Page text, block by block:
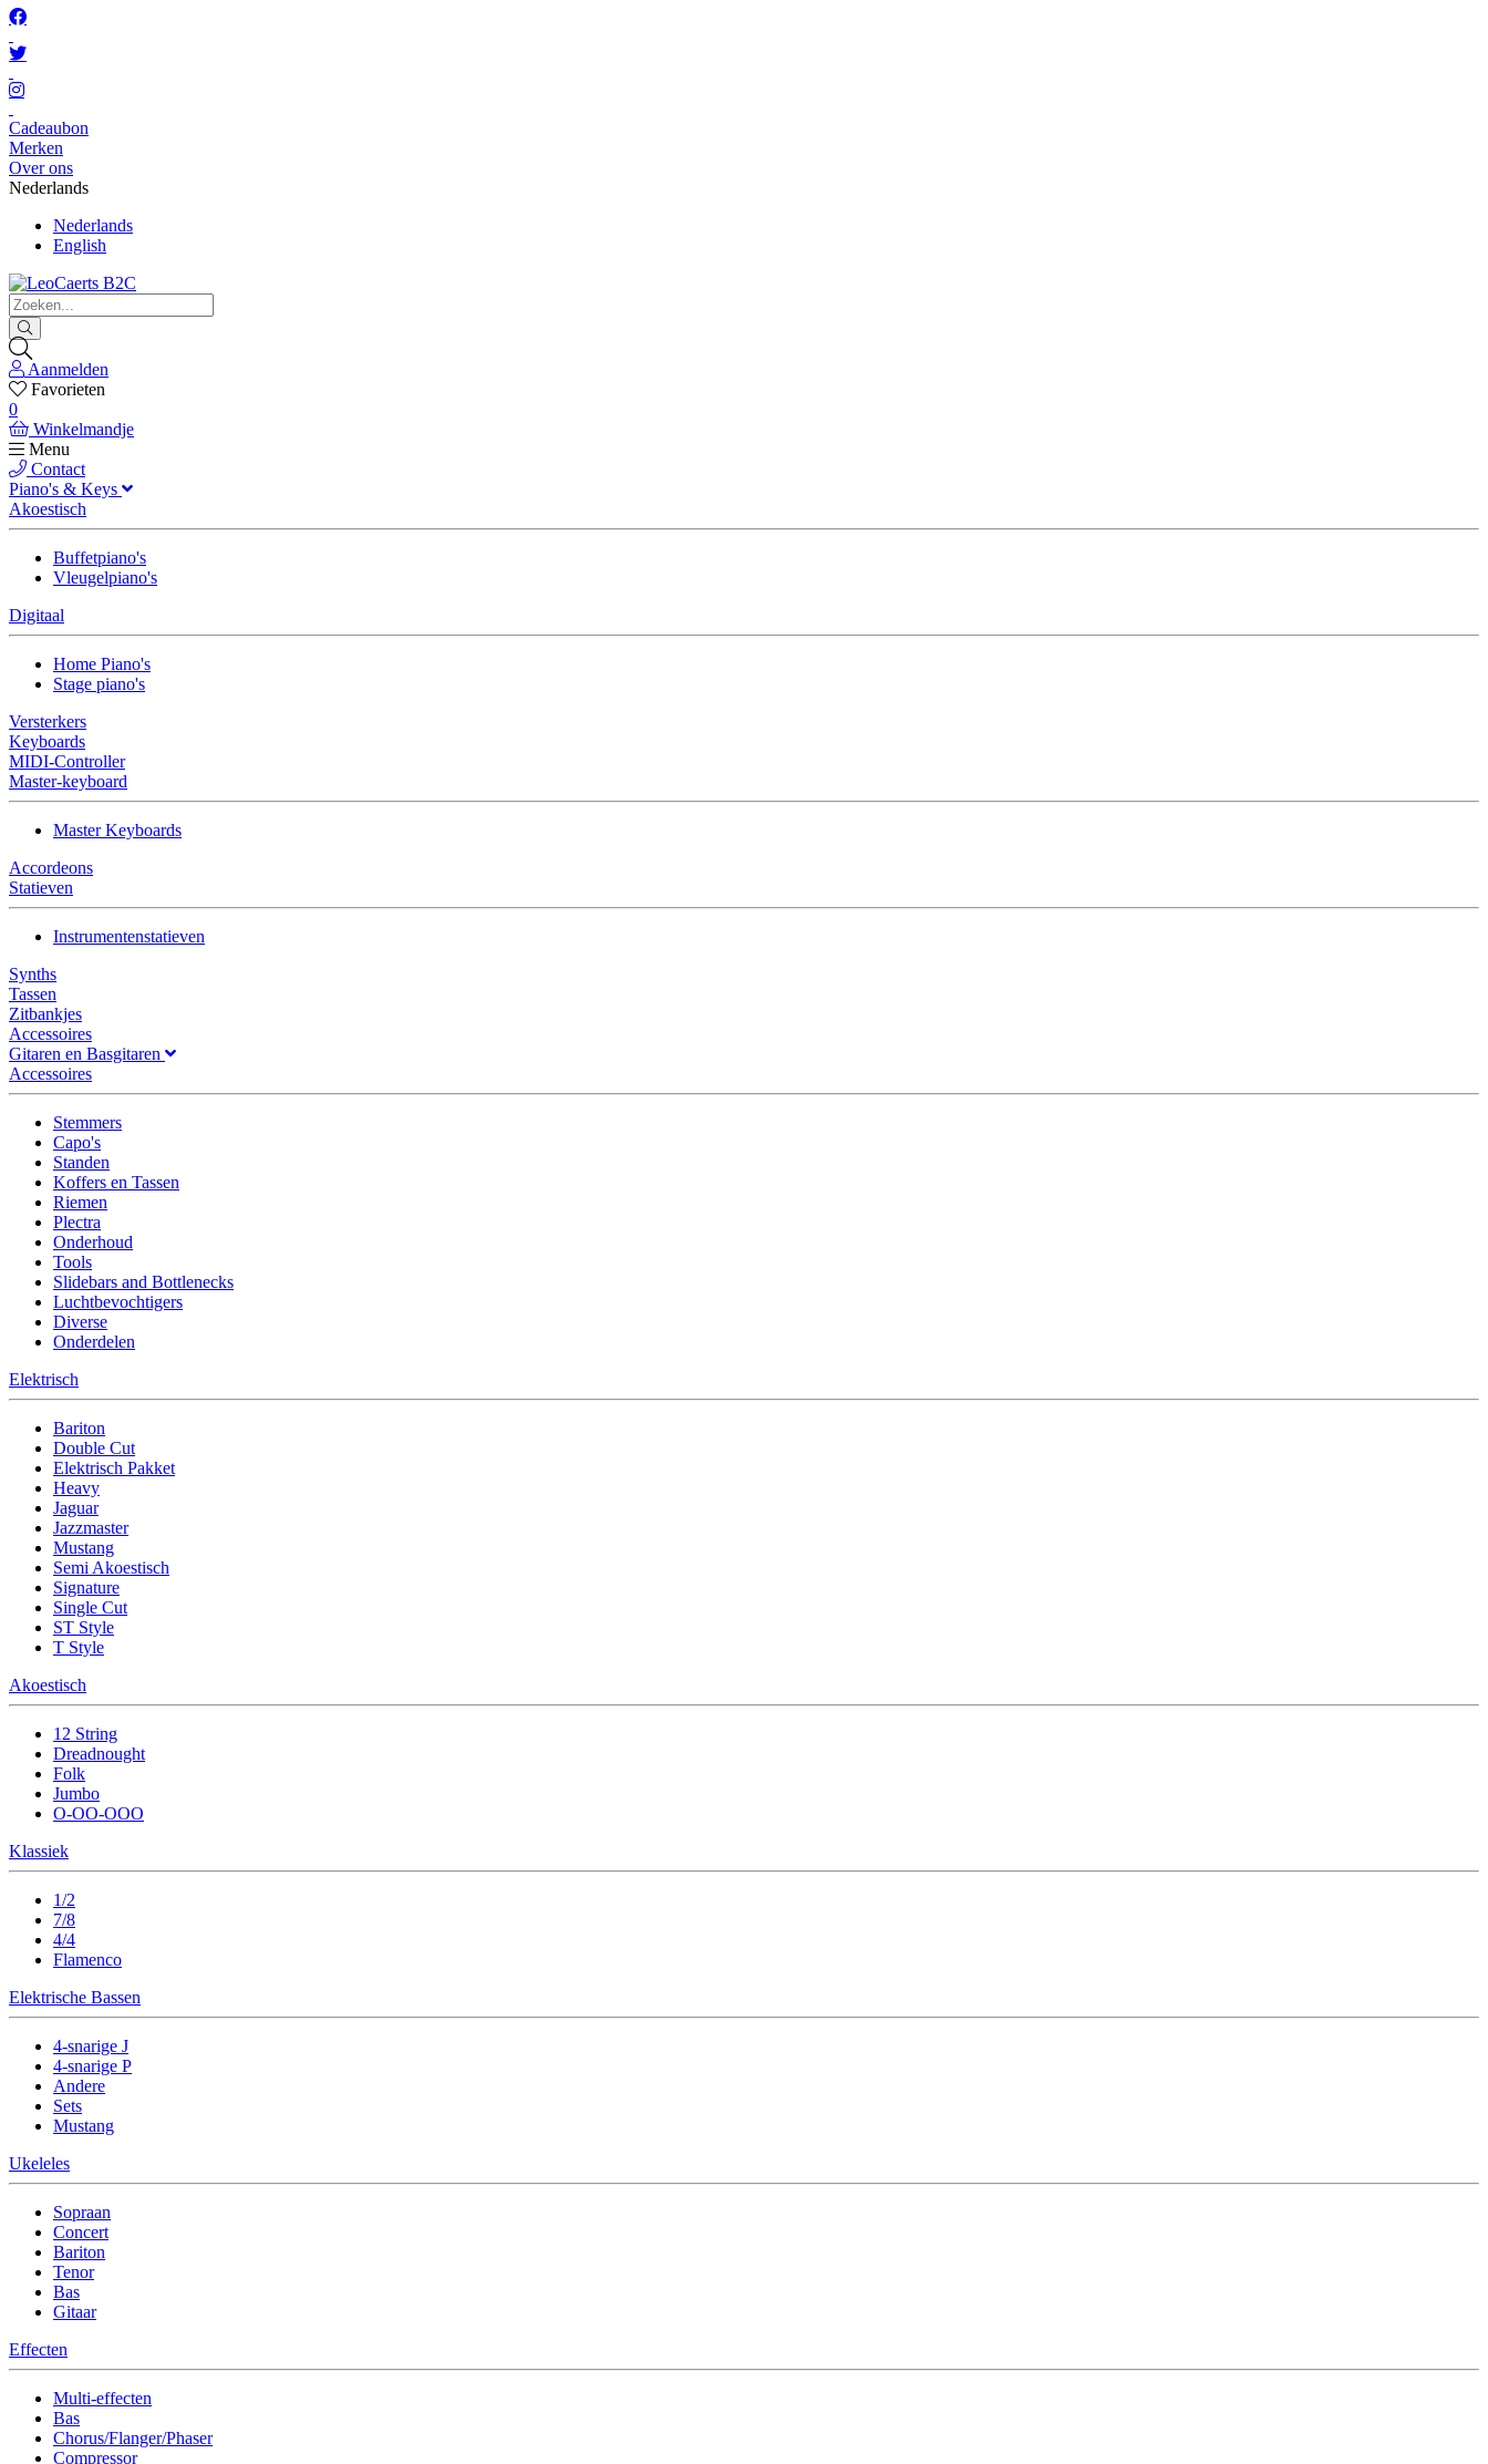
Cadeaubon
Merken
Over ons
Nederlands
Nederlands
English
Aanmelden
Favorieten
0
Winkelmandje
Menu
Contact
Piano's & Keys
Akoestisch
Buffetpiano's
Vleugelpiano's
Digitaal
Home Piano's
Stage piano's
Versterkers
Keyboards
MIDI-Controller
Master-keyboard
Master Keyboards
Accordeons
Statieven
Instrumentenstatieven
Synths
Tassen
Zitbankjes
Accessoires
Gitaren en Basgitaren
Accessoires
Stemmers
Capo's
Standen
Koffers en Tassen
Riemen
Plectra
Onderhoud
Tools
Slidebars and Bottlenecks
Luchtbevochtigers
Diverse
Onderdelen
Elektrisch
Bariton
Double Cut
Elektrisch Pakket
Heavy
Jaguar
Jazzmaster
Mustang
Semi Akoestisch
Signature
Single Cut
ST Style
T Style
Akoestisch
12 String
Dreadnought
Folk
Jumbo
O-OO-OOO
Klassiek
1/2
7/8
4/4
Flamenco
Elektrische Bassen
4-snarige J
4-snarige P
Andere
Sets
Mustang
Ukeleles
Sopraan
Concert
Bariton
Tenor
Bas
Gitaar
Effecten
Multi-effecten
Bas
Chorus/Flanger/Phaser
Compressor